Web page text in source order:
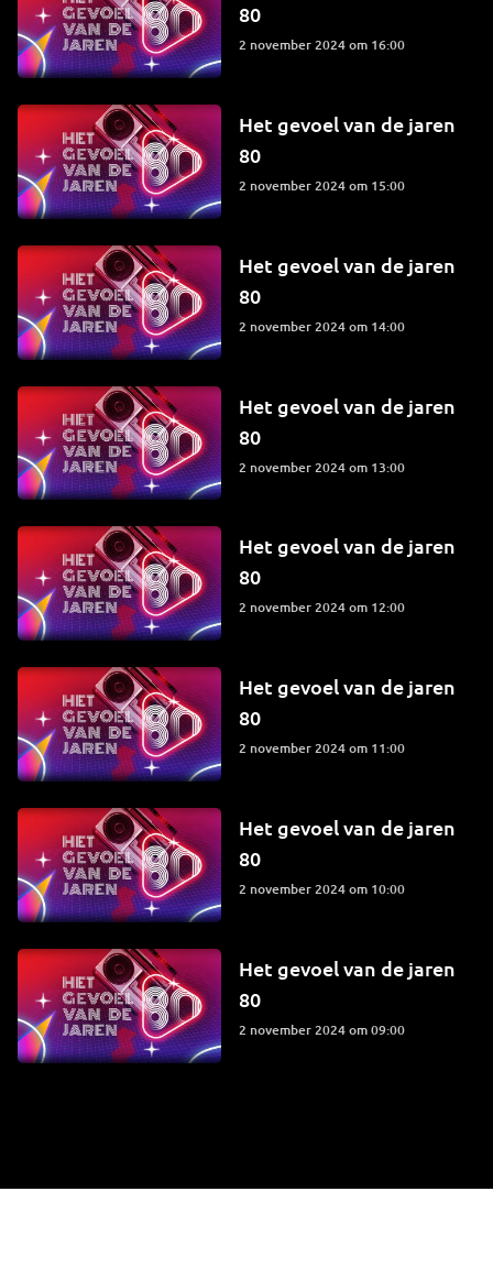
80
2 november 2024 om 16:00
Het gevoel van de jaren
80
2 november 2024 om 15:00
Het gevoel van de jaren
80
2 november 2024 om 14:00
Het gevoel van de jaren
80
2 november 2024 om 13:00
Het gevoel van de jaren
80
2 november 2024 om 12:00
Het gevoel van de jaren
80
2 november 2024 om 11:00
Het gevoel van de jaren
80
2 november 2024 om 10:00
Het gevoel van de jaren
80
2 november 2024 om 09:00